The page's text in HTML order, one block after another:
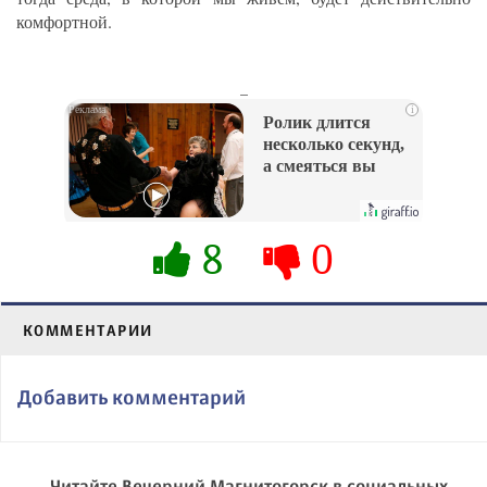
комфортной.
i
Ролик длится
несколько секунд,
а смеяться вы
8 0
КОММЕНТАРИИ
Добавить комментарий